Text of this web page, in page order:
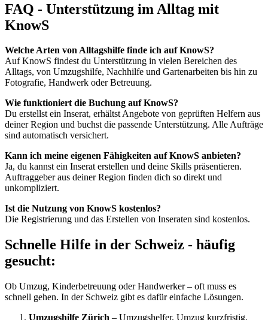
FAQ - Unterstützung im Alltag mit
KnowS
Welche Arten von Alltagshilfe finde ich auf KnowS?
Auf KnowS findest du Unterstützung in vielen Bereichen des
Alltags, von Umzugshilfe, Nachhilfe und Gartenarbeiten bis hin zu
Fotografie, Handwerk oder Betreuung.
Wie funktioniert die Buchung auf KnowS?
Du erstellst ein Inserat, erhältst Angebote von geprüften Helfern aus
deiner Region und buchst die passende Unterstützung. Alle Aufträge
sind automatisch versichert.
Kann ich meine eigenen Fähigkeiten auf KnowS anbieten?
Ja, du kannst ein Inserat erstellen und deine Skills präsentieren.
Auftraggeber aus deiner Region finden dich so direkt und
unkompliziert.
Ist die Nutzung von KnowS kostenlos?
Die Registrierung und das Erstellen von Inseraten sind kostenlos.
Schnelle Hilfe in der Schweiz - häufig
gesucht:
Ob Umzug, Kinderbetreuung oder Handwerker – oft muss es
schnell gehen. In der Schweiz gibt es dafür einfache Lösungen.
Umzugshilfe Zürich – Umzugshelfer, Umzug kurzfristig,